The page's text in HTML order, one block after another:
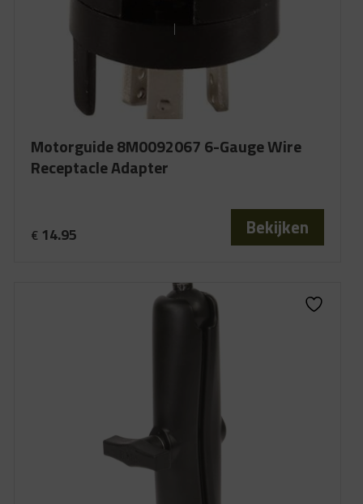
Motorguide 8M0092067 6-Gauge Wire
Receptacle Adapter
€ 14.95 Bekijken